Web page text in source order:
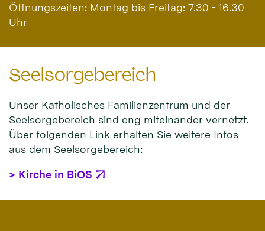
Öffnungszeiten: Montag bis Freitag: 7.30 - 16.30
Uhr
Seelsorgebereich
Unser Katholisches Familienzentrum und der
Seelsorgebereich sind eng miteinander vernetzt.
Über folgenden Link erhalten Sie weitere Infos
aus dem Seelsorgebereich:
> Kirche in BiOS